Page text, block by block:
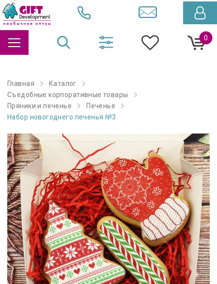
0
Главная
Каталог
Съедобные корпоративные товары
Пряники и печенье
Печенье
Набор новогоднего печенья №3